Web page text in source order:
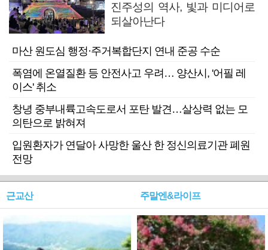
진주성의 역사, 빛과 미디어로
되살아난다
마산 원도심 행정·주거복합단지 연내 준공 수순
폭염에 온열질환 등 안전사고 우려… 양산시, '어필 레
이스' 취소
창녕 중부내륙고속도로서 포탄 발견…살상력 없는 모
의탄으로 밝혀져
입원환자가 연달아 사망한 울산 한 정신의료기관 폐원
전망
근교산 주말엔&라이프